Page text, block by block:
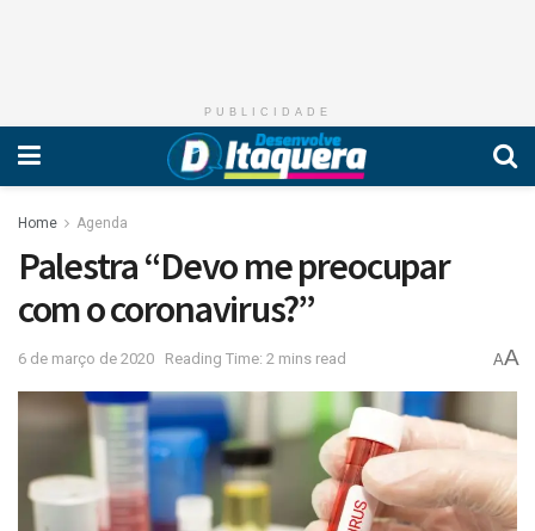
PUBLICIDADE
Home Agenda
Palestra “Devo me preocupar
com o coronavirus?”
6 de março de 2020 Reading Time: 2 mins read AA